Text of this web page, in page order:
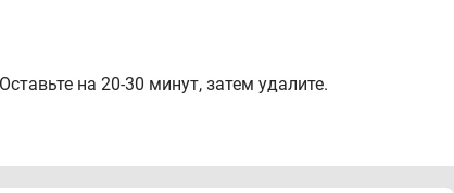
на 20-30 минут, затем удалите.